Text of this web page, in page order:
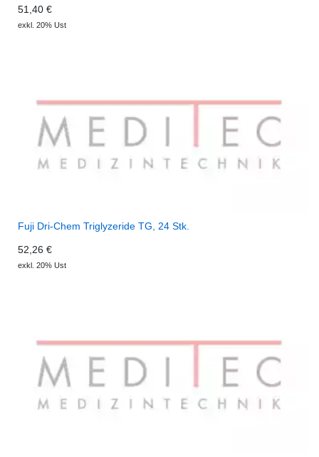
51,40 €
exkl. 20% Ust
Fuji Dri-Chem Triglyzeride TG, 24 Stk.
52,26 €
exkl. 20% Ust